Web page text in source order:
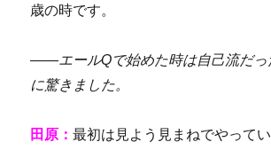
歳の時です。
――エールQで始めた時は自己流だ
に驚きました。
田原：最初は見よう見まねでやってい